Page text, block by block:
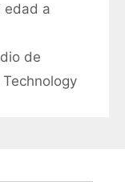
edad a
de